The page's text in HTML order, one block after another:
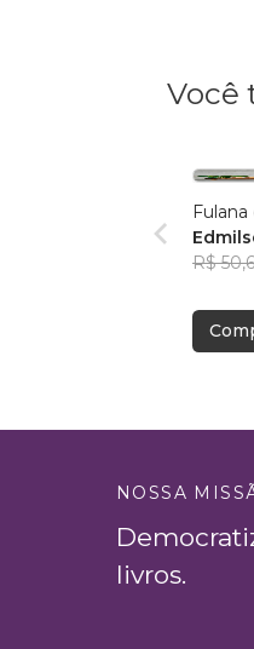
Você
Fulana
R$
NOSSA
livros.